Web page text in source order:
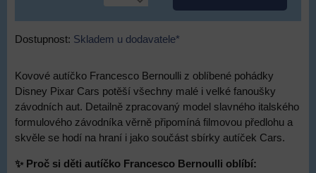
Dostupnost: Skladem u dodavatele*
Kovové autíčko Francesco Bernoulli z oblíbené pohádky
Disney Pixar Cars potěší všechny malé i velké fanoušky
závodních aut. Detailně zpracovaný model slavného italského
formulového závodníka věrně připomíná filmovou předlohu a
skvěle se hodí na hraní i jako součást sbírky autíček Cars.
✨ Proč si děti autíčko Francesco Bernoulli oblíbí: